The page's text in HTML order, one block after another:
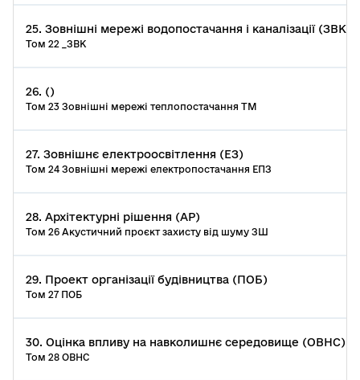
25. Зовнішні мережі водопостачання і каналізації (ЗВК)
Том 22 _ЗВК
26. ()
Том 23 Зовнішні мережі теплопостачання ТМ
27. Зовнішнє електроосвітлення (ЕЗ)
Том 24 Зовнішні мережі електропостачання ЕПЗ
28. Архітектурні рішення (АР)
Том 26 Акустичний проєкт захисту від шуму ЗШ
29. Проект організації будівництва (ПОБ)
Том 27 ПОБ
30. Оцінка впливу на навколишнє середовище (ОВНС)
Том 28 ОВНС